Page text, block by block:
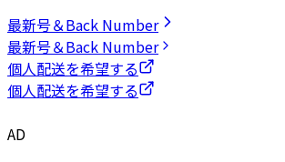
最新号＆Back Number
最新号＆Back Number
個人配送を希望する
個人配送を希望する
AD